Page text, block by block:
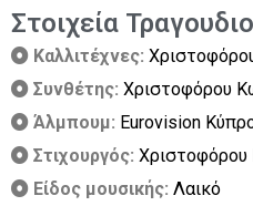
Στοιχεία
Καλλιτέχνες:
Συνθέτης: Χριστοφόρου
Άλμπουμ: Eurovision
Στιχουργός: Χριστοφόρου
Είδος μουσικής: Λαικό